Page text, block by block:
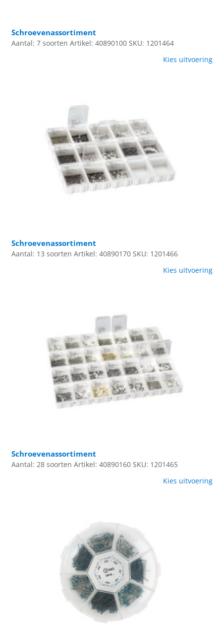
Schroevenassortiment
Aantal: 7 soorten Artikel: 40890100 SKU: 1201464
Kies uitvoering
Schroevenassortiment
Aantal: 13 soorten Artikel: 40890170 SKU: 1201466
Kies uitvoering
Schroevenassortiment
Aantal: 28 soorten Artikel: 40890160 SKU: 1201465
Kies uitvoering